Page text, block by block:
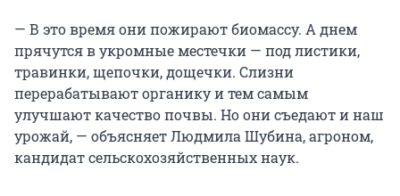
— В это время они пожирают биомассу. А днем
прячутся в укромные местечки — под листики,
травинки, щепочки, дощечки. Слизни
перерабатывают органику и тем самым
улучшают качество почвы. Но они съедают и наш
урожай, — объясняет Людмила Шубина, агроном,
кандидат сельскохозяйственных наук.